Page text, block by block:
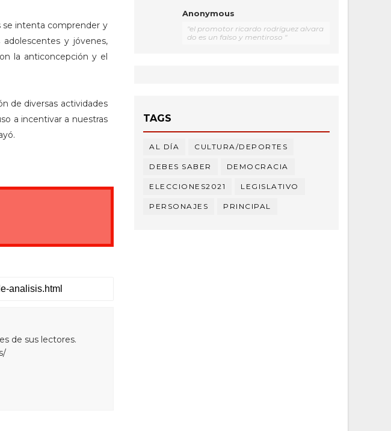
se intenta comprender y
y jóvenes,
la anticoncepción y el
de diversas actividades
a incentivar a nuestras
de sus lectores.
Anonymous
"el promotor ricardo rodríguez alvara
do es un falso y mentiroso "
TAGS
AL DÍA CULTURA/DEPORTES
DEBES SABER DEMOCRACIA
ELECCIONES2021 LEGISLATIVO
PERSONAJES PRINCIPAL